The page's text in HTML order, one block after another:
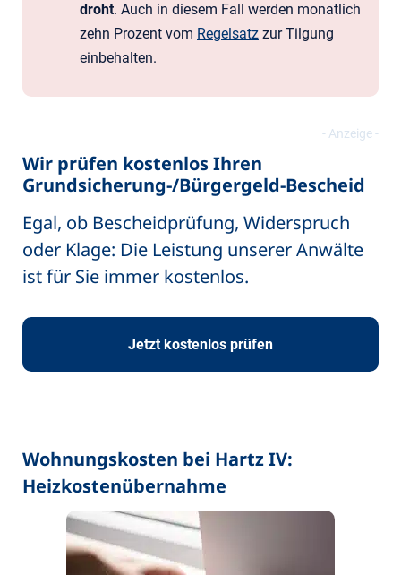
droht. Auch in diesem Fall werden monatlich
zehn Prozent vom Regelsatz zur Tilgung
einbehalten.
Wir prüfen kostenlos Ihren
Grundsicherung-/Bürgergeld-Bescheid
Egal, ob Bescheidprüfung, Widerspruch
oder Klage: Die Leistung unserer Anwälte
ist für Sie immer kostenlos.
Jetzt kostenlos prüfen
Wohnungskosten bei Hartz IV:
Heizkostenübernahme